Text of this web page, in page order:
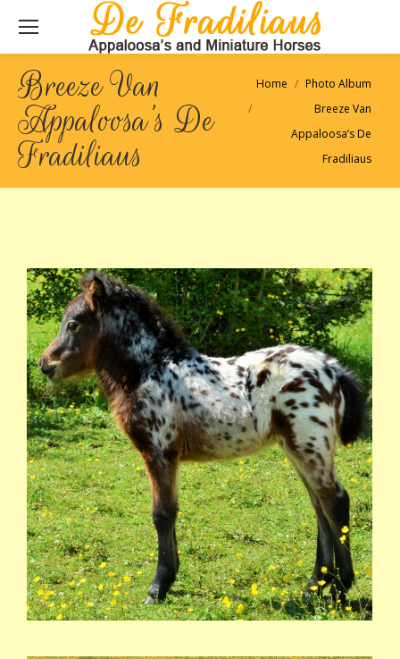
Breeze Van
Appaloosa’s De
Fradiliaus
Je bent hier:
Home
Photo Album
Breeze Van
Appaloosa’s De
Fradiliaus